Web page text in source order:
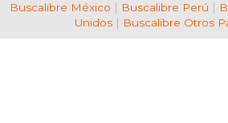
Buscalibre México | Buscalibre Perú |
Unidos| Buscalibre Otros